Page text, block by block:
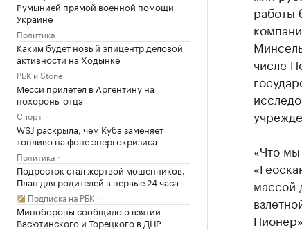
Румынией прямой военной помощи
Украине
Политика
Каким будет новый эпицентр деловой
активности на Ходынке
РБК и Stone
Месси прилетел в Аргентину на
похороны отца
Спорт
WSJ раскрыла, чем Куба заменяет
топливо на фоне энергокризиса
Политика
Подросток стал жертвой мошенников.
План для родителей в первые 24 часа
Подписка на РБК
Минобороны сообщило о взятии
Васютинского и Торецкого в ДНР
работы
числе
«Что мы
массой